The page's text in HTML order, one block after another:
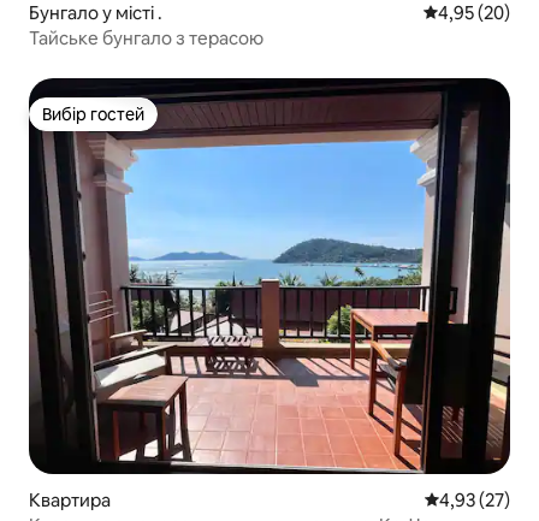
Бунгало у місті . Середня
4,95 (20)
Тайське бунгало з терасою
Вибір гостей
Вибір гостей
Квартира Середня
4,93 (27)